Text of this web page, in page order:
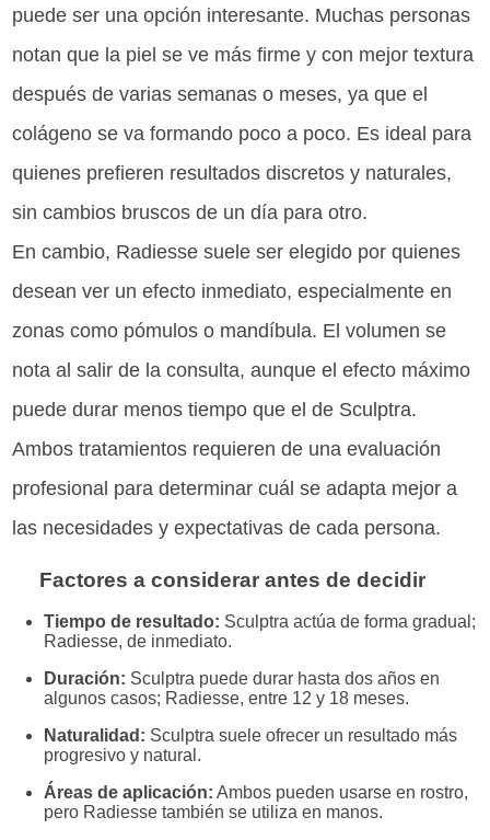
puede ser una opción interesante. Muchas personas
notan que la piel se ve más firme y con mejor textura
después de varias semanas o meses, ya que el
colágeno se va formando poco a poco. Es ideal para
quienes prefieren resultados discretos y naturales,
sin cambios bruscos de un día para otro.
En cambio, Radiesse suele ser elegido por quienes
desean ver un efecto inmediato, especialmente en
zonas como pómulos o mandíbula. El volumen se
nota al salir de la consulta, aunque el efecto máximo
puede durar menos tiempo que el de Sculptra.
Ambos tratamientos requieren de una evaluación
profesional para determinar cuál se adapta mejor a
las necesidades y expectativas de cada persona.
Factores a considerar antes de decidir
Tiempo de resultado: Sculptra actúa de forma gradual;
Radiesse, de inmediato.
Duración: Sculptra puede durar hasta dos años en
algunos casos; Radiesse, entre 12 y 18 meses.
Naturalidad: Sculptra suele ofrecer un resultado más
progresivo y natural.
Áreas de aplicación: Ambos pueden usarse en rostro,
pero Radiesse también se utiliza en manos.